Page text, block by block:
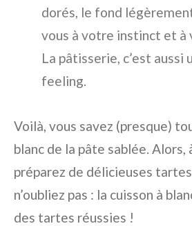
dorés, le fond
vous à votre instinct et à
La pâtisserie, c’est aussi
feeling.
Voilà, vous savez (presque)
blanc de la pâte sablée. Alors,
préparez de délicieuses
n’oubliez pas : la cuisson à
des tartes réussies !